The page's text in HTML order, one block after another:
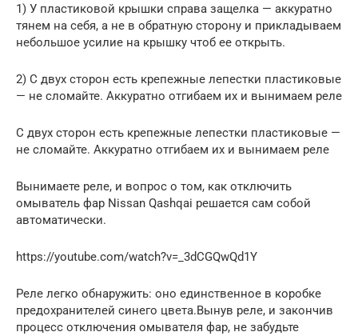
1) У пластиковой крышки справа защелка — аккуратно
тянем на себя, а не в обратную сторону и прикладываем
небольшое усилие на крышку чтоб ее открыть.
2) С двух сторон есть крепежные лепестки пластиковые
— не сломайте. Аккуратно отгибаем их и вынимаем реле
С двух сторон есть крепежные лепестки пластиковые —
не сломайте. Аккуратно отгибаем их и вынимаем реле
Вынимаете реле, и вопрос о том, как отключить
омыватель фар Nissan Qashqai решается сам собой
автоматически.
https://youtube.com/watch?v=_3dCGQwQd1Y
Реле легко обнаружить: оно единственное в коробке
предохранителей синего цвета.Вынув реле, и закончив
процесс отключения омывателя фар, не забудьте